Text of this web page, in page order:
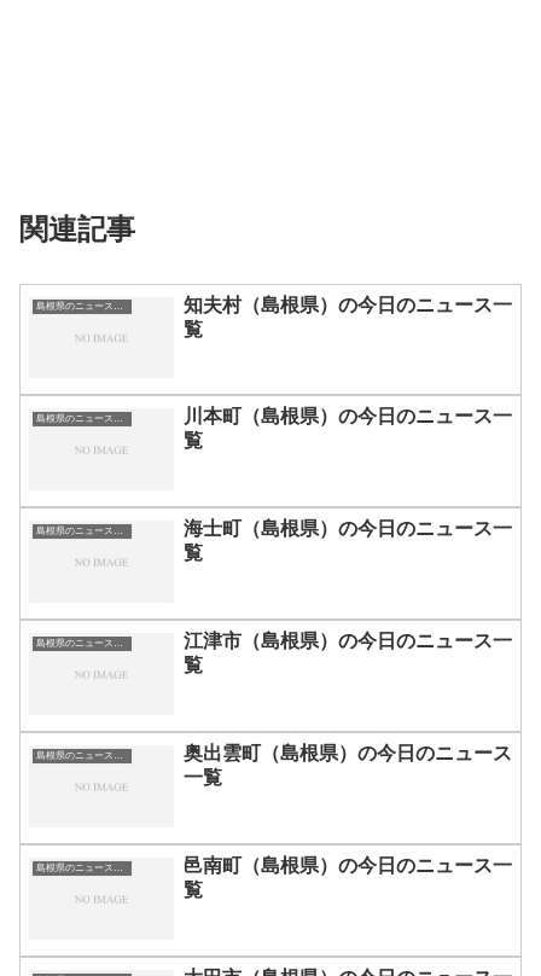
関連記事
島根県のニュース一覧
知夫村（島根県）の今日のニュース一
覧
島根県のニュース一覧
川本町（島根県）の今日のニュース一
覧
島根県のニュース一覧
海士町（島根県）の今日のニュース一
覧
島根県のニュース一覧
江津市（島根県）の今日のニュース一
覧
島根県のニュース一覧
奥出雲町（島根県）の今日のニュース
一覧
島根県のニュース一覧
邑南町（島根県）の今日のニュース一
覧